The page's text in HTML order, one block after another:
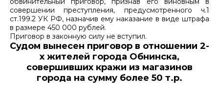
совершении преступления, предусмотренного ч.1
ст.199.2 УК РФ, назначив ему наказание в виде штрафа
в размере 450 000 рублей.
Приговор в законную силу не вступил.
Судом вынесен приговор в отношении 2-
х жителей города Обнинска,
совершивших кражи из магазинов
города на сумму более 50 т.р.